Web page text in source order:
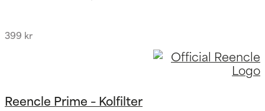
399 kr
Reencle Prime – Kolfilter